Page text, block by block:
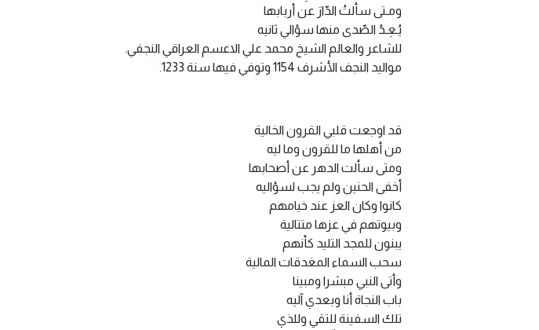
ومـتى سألتُ الدّارَ عن أربابها
يُـعِـدُ الصّدى منها سؤالي ثانيه
للشاعر والعالم الشيخ محمد علي الاعسم العراقي النجفي.
مواليد النجف الأشرف 1154 وتوفي فيها سنة 1233.
قد اوجعت قلبي القرون الخالية
من أهلها ما للقرون وما ليه
ومتى سألت الدهر عن أصحابها
أخفى الحنين ولم يجب لسؤاليه
كانوا وكان العز عند خيامهم
وبيوتهم في عزها متتالية
يبنون للمجد التليد كأنهم
سحب السماء المغدقات المالية
وأتى النبي مبشرا ومبينا
باب النجاة أنا وبعدي آليه
تلك السفينة للتقي وللذي